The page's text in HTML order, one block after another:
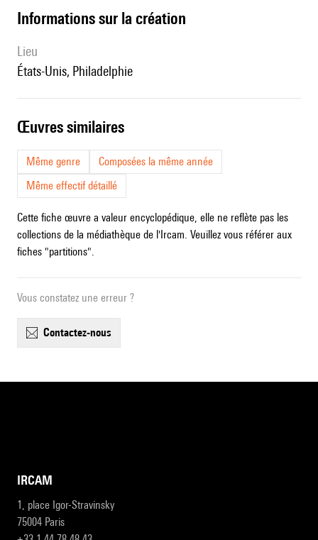
informations sur la création
lieu
États-Unis, Philadelphie
œuvres similaires
Même genre
Composées la même année
Même effectif détaillé
Cette fiche œuvre a valeur encyclopédique, elle ne reflète pas les
collections de la médiathèque de l'Ircam. Veuillez vous référer aux
fiches "partitions".
Vous constatez une erreur ?
contactez-nous
IRCAM
1, place Igor-Stravinsky
75004 Paris